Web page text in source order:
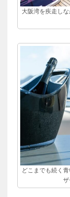
大阪湾を疾走し
どこまでも続く